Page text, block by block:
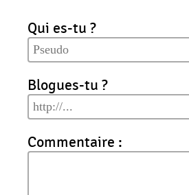
Qui es-tu ?
Blogues-tu ?
Commentaire :